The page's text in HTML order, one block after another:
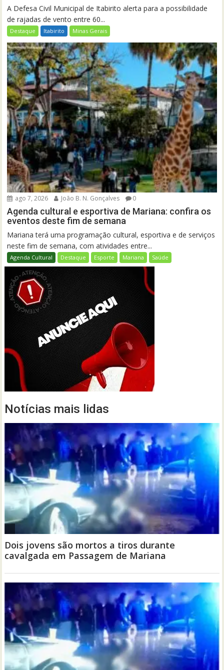
A Defesa Civil Municipal de Itabirito alerta para a possibilidade
de rajadas de vento entre 60...
Destaque Itabirito Minas Gerais
ago 7, 2026 João B. N. Gonçalves 0
Agenda cultural e esportiva de Mariana: confira os
eventos deste fim de semana
Mariana terá uma programação cultural, esportiva e de serviços
neste fim de semana, com atividades entre...
Agenda Cultural Destaque Esporte Mariana Saúde
Notícias mais lidas